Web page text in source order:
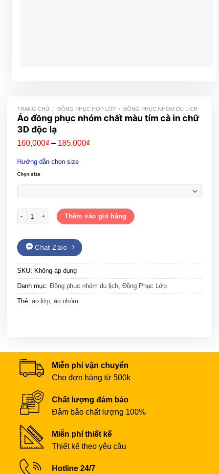
TRANG CHỦ / ĐỒNG PHỤC HỌP LỚP / ĐỒNG PHỤC NHÓM DU LỊCH
Áo đồng phục nhóm chất màu tím cà in chữ
3D độc lạ
160,000₫ – 185,000₫
Hướng dẫn chọn size
Chọn size
Áo đồng phục nhóm chất màu tím cà in chữ 3D độc lạ số lượng
Thêm vào giỏ hàng
Chat Zalo
SKU: Không áp dụng
Danh mục: Đồng phục nhóm du lịch Đồng Phục Lớp
Thẻ: áo lớp áo nhóm
Miễn phí vận chuyển
Cho đơn hàng từ 500k
Chất lượng đảm bảo
Đảm bảo chất lượng 100%
Miễn phí thiết kế
Thiết kế theo yêu cầu
Hotline 24/7